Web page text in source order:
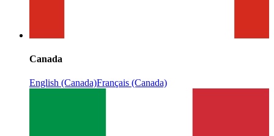
Canada
English (Canada)Français (Canada)